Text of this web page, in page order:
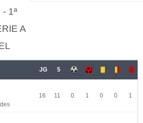
1ª
A
JG 5
16 11 0 1 0 0 1